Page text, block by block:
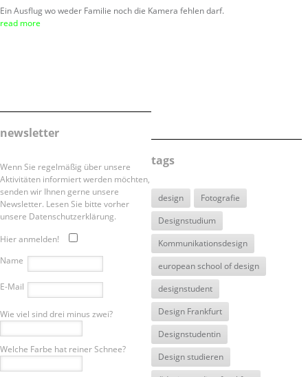
Ein Ausflug wo weder Familie noch die Kamera fehlen darf.
read more
newsletter
Wenn Sie regelmäßig über unsere
Aktivitäten informiert werden möchten,
senden wir Ihnen gerne unsere
Newsletter. Lesen Sie bitte vorher
unsere Datenschutzerklärung.
Hier anmelden!
Name
E-Mail
Wie viel sind drei minus zwei?
Welche Farbe hat reiner Schnee?
tags
design
Fotografie
Designstudium
Kommunikationsdesign
european school of design
designstudent
Design Frankfurt
Designstudentin
Design studieren